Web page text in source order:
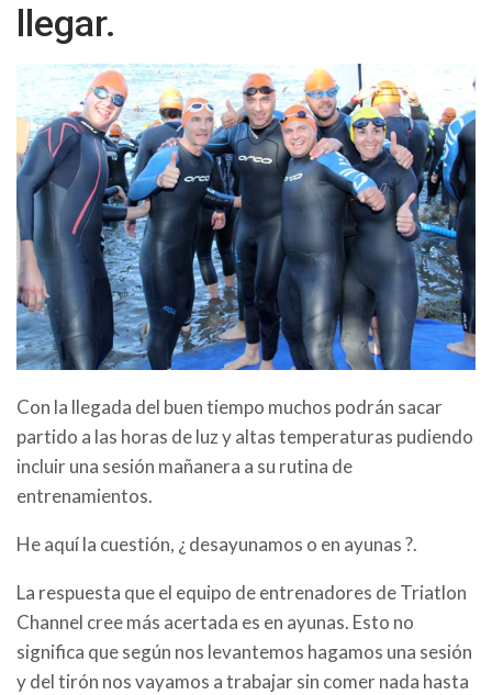
llegar.
Con la llegada del buen tiempo muchos podrán sacar
partido a las horas de luz y altas temperaturas pudiendo
incluir una sesión mañanera a su rutina de
entrenamientos.
He aquí la cuestión, ¿ desayunamos o en ayunas ?.
La respuesta que el equipo de entrenadores de Triatlon
Channel cree más acertada es en ayunas. Esto no
significa que según nos levantemos hagamos una sesión
y del tirón nos vayamos a trabajar sin comer nada hasta